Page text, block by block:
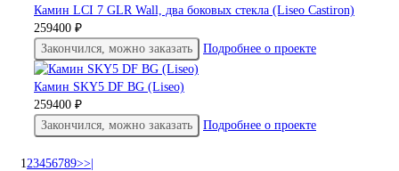
Камин LCI 7 GLR Wall, два боковых стекла (Liseo Castiron)
259400 ₽
Закончился, можно заказать
Подробнее о проекте
Камин SKY5 DF BG (Liseo)
259400 ₽
Закончился, можно заказать
Подробнее о проекте
1 23456789>>|